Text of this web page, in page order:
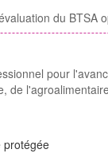
du BTSA
pour
de
protégée